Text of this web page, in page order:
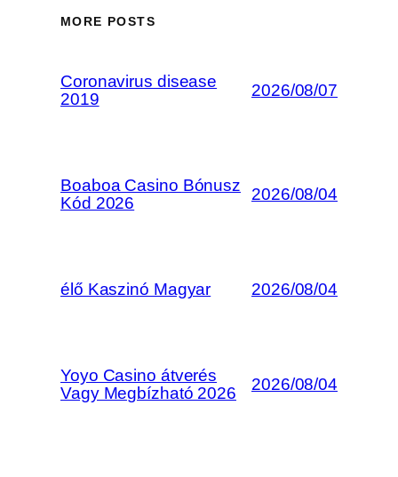
MORE POSTS
Coronavirus disease
2019
2026/08/07
Boaboa Casino Bónusz
Kód 2026
2026/08/04
élő Kaszinó Magyar 2026/08/04
Yoyo Casino átverés
Vagy Megbízható 2026
2026/08/04